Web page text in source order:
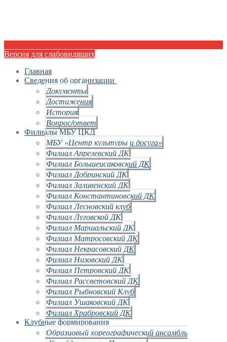
Версия для слабовидящих
Главная
Сведения об организации
Документы
Достижения
История
Вопрос/ответ
Филиалы МБУ ЦКД
МБУ «Центр культуры и досуга»
Филиал Апрелевский ДК
Филиал Большеисаковский ДК
Филиал Добринский ДК
Филиал Заливенский ДК
Филиал Константиновский ДК
Филиал Лесновский клуб
Филиал Луговской ДК
Филиал Маршальский ДК
Филиал Матросовский ДК
Филиал Некрасовский ДК
Филиал Низовский ДК
Филиал Петровский ДК
Филиал Рассветовский ДК
Филиал Рыбновский Клуб
Филиал Ушаковский ДК
Филиал Храбровский ДК
Клубные формирования
Образцовый хореографический ансамбль